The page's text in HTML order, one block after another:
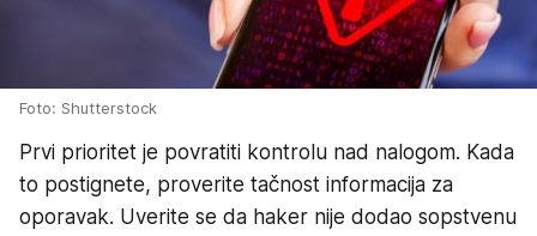
Foto: Shutterstock
Prvi prioritet je povratiti kontrolu nad nalogom. Kada
to postignete, proverite tačnost informacija za
oporavak. Uverite se da haker nije dodao sopstvenu